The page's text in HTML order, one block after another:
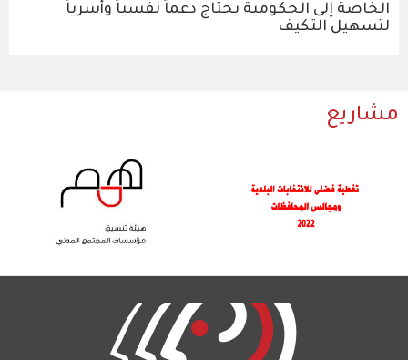
الخاصة إلى الحكومية يحتاج دعماً نفسياً وأسرياً
لتسهيل التكيف
مشاريع